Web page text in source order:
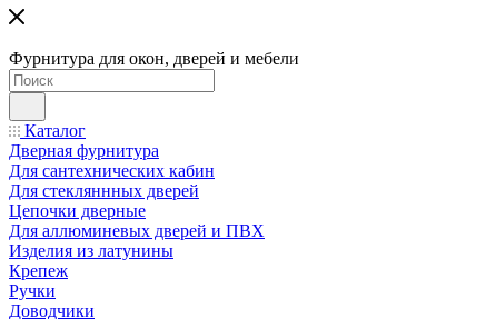
Фурнитура для окон, дверей и мебели
Каталог
Дверная фурнитура
Для сантехнических кабин
Для стекляннных дверей
Цепочки дверные
Для аллюминевых дверей и ПВХ
Изделия из латунины
Крепеж
Ручки
Доводчики